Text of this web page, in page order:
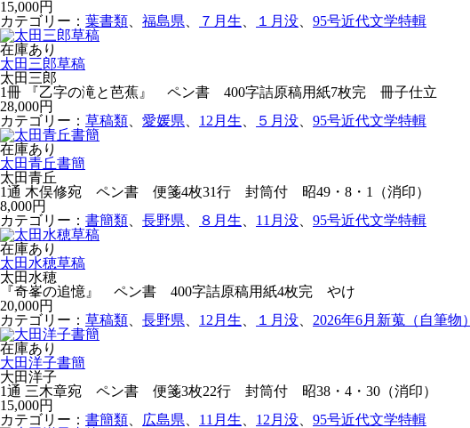
15,000円
カテゴリー： 葉書類 福島県 ７月生 １月没
95号近代文学特輯
在庫あり
太田三郎草稿
太田三郎
1冊 『乙字の滝と芭蕉』 ペン書 400字詰原稿用紙7枚完 冊子仕立
28,000円
カテゴリー： 草稿類 愛媛県 12月生 ５月没
95号近代文学特輯
在庫あり
太田青丘書簡
太田青丘
1通 木俣修宛 ペン書 便箋4枚31行 封筒付 昭49・8・1（消印）
8,000円
カテゴリー： 書簡類 長野県 ８月生 11月没
95号近代文学特輯
在庫あり
太田水穂草稿
太田水穂
『奇峯の追憶』 ペン書 400字詰原稿用紙4枚完 やけ
20,000円
カテゴリー： 草稿類 長野県 12月生 １月没
2026年6月新蒐（自筆物）
在庫あり
大田洋子書簡
大田洋子
1通 三木章宛 ペン書 便箋3枚22行 封筒付 昭38・4・30（消印）
15,000円
カテゴリー： 書簡類 広島県 11月生 12月没
95号近代文学特輯